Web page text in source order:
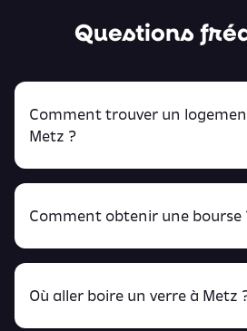
Questions
Comment trouver un
Metz ?
Retrouve tout ça en
Comment obtenir une bourse
Où aller boire un verre à Metz